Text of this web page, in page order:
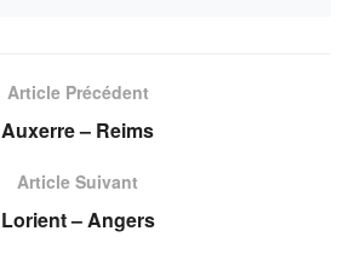
Article Précédent
Auxerre – Reims
Article Suivant
Lorient – Angers